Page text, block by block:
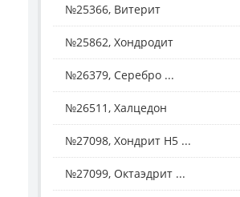
№25366, Витерит
№25862, Хондродит
№26379, Серебро ...
№26511, Халцедон
№27098, Хондрит H5 ...
№27099, Октаэдрит ...